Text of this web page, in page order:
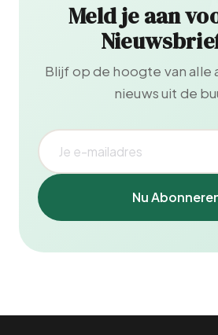
Meld je aan
Blijf op de hoogte van
nieuws uit de
Nu